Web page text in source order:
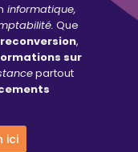
informatique,
Que
,
sur
partout
ici